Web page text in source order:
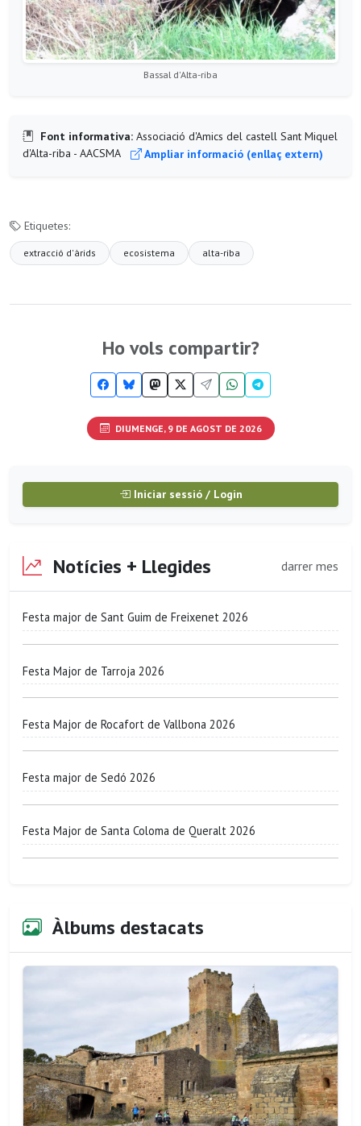
Bassal d'Alta-riba
Font informativa: Associació d'Amics del castell Sant Miquel
d'Alta-riba - AACSMA
Ampliar informació (enllaç extern)
Etiquetes:
extracció d'àrids ecosistema alta-riba
Ho vols compartir?
DIUMENGE, 9 DE AGOST DE 2026
Iniciar sessió / Login
Notícies + Llegides darrer mes
Festa major de Sant Guim de Freixenet 2026
Festa Major de Tarroja 2026
Festa Major de Rocafort de Vallbona 2026
Festa major de Sedó 2026
Festa Major de Santa Coloma de Queralt 2026
Àlbums destacats